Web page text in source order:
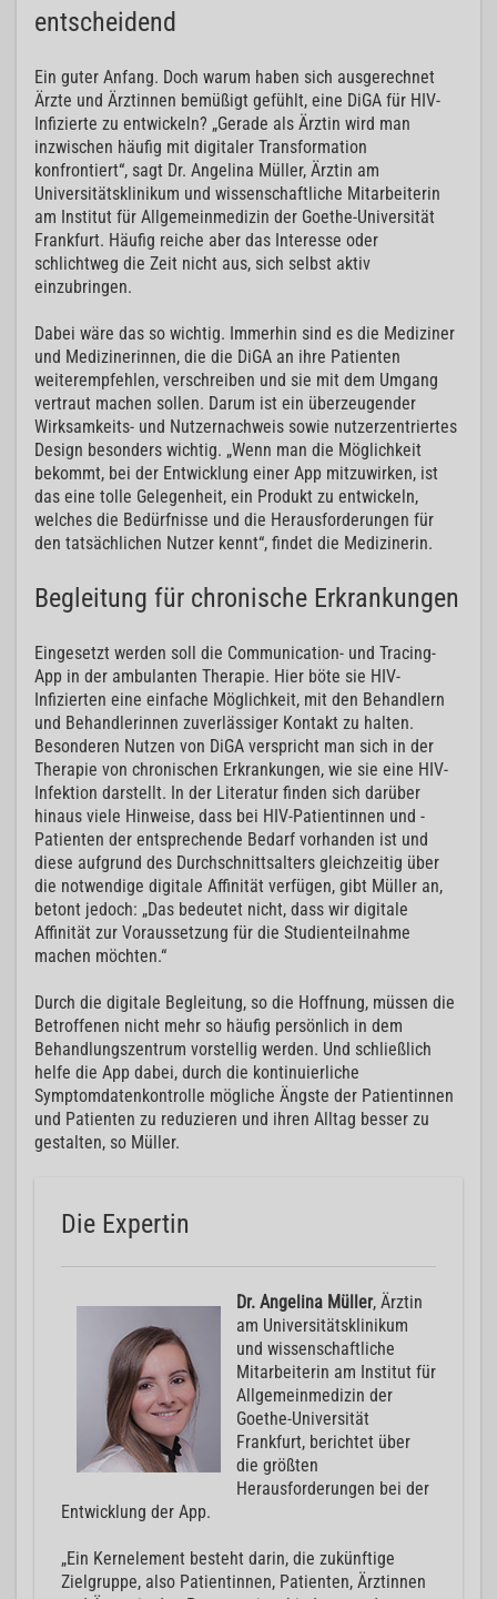
entscheidend
Ein guter Anfang. Doch warum haben sich ausgerechnet
Ärzte und Ärztinnen bemüßigt gefühlt, eine DiGA für HIV-
Infizierte zu entwickeln? „Gerade als Ärztin wird man
inzwischen häufig mit digitaler Transformation
konfrontiert“, sagt Dr. Angelina Müller, Ärztin am
Universitätsklinikum und wissenschaftliche Mitarbeiterin
am Institut für Allgemeinmedizin der Goethe-Universität
Frankfurt. Häufig reiche aber das Interesse oder
schlichtweg die Zeit nicht aus, sich selbst aktiv
einzubringen.
Dabei wäre das so wichtig. Immerhin sind es die Mediziner
und Medizinerinnen, die die DiGA an ihre Patienten
weiterempfehlen, verschreiben und sie mit dem Umgang
vertraut machen sollen. Darum ist ein überzeugender
Wirksamkeits- und Nutzernachweis sowie nutzerzentriertes
Design besonders wichtig. „Wenn man die Möglichkeit
bekommt, bei der Entwicklung einer App mitzuwirken, ist
das eine tolle Gelegenheit, ein Produkt zu entwickeln,
welches die Bedürfnisse und die Herausforderungen für
den tatsächlichen Nutzer kennt“, findet die Medizinerin.
Begleitung für chronische Erkrankungen
Eingesetzt werden soll die Communication- und Tracing-
App in der ambulanten Therapie. Hier böte sie HIV-
Infizierten eine einfache Möglichkeit, mit den Behandlern
und Behandlerinnen zuverlässiger Kontakt zu halten.
Besonderen Nutzen von DiGA verspricht man sich in der
Therapie von chronischen Erkrankungen, wie sie eine HIV-
Infektion darstellt. In der Literatur finden sich darüber
hinaus viele Hinweise, dass bei HIV-Patientinnen und -
Patienten der entsprechende Bedarf vorhanden ist und
diese aufgrund des Durchschnittsalters gleichzeitig über
die notwendige digitale Affinität verfügen, gibt Müller an,
betont jedoch: „Das bedeutet nicht, dass wir digitale
Affinität zur Voraussetzung für die Studienteilnahme
machen möchten.“
Durch die digitale Begleitung, so die Hoffnung, müssen die
Betroffenen nicht mehr so häufig persönlich in dem
Behandlungszentrum vorstellig werden. Und schließlich
helfe die App dabei, durch die kontinuierliche
Symptomdatenkontrolle mögliche Ängste der Patientinnen
und Patienten zu reduzieren und ihren Alltag besser zu
gestalten, so Müller.
Die Expertin
Dr. Angelina Müller, Ärztin
am Universitätsklinikum
und wissenschaftliche
Mitarbeiterin am Institut für
Allgemeinmedizin der
Goethe-Universität
Frankfurt, berichtet über
die größten
Herausforderungen bei der
Entwicklung der App.
„Ein Kernelement besteht darin, die zukünftige
Zielgruppe, also Patientinnen, Patienten, Ärztinnen